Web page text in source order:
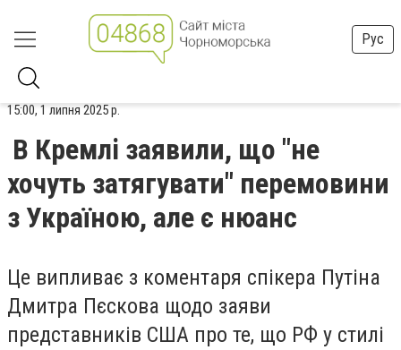
Рус
15:00, 1 липня 2025 р.
В Кремлі заявили, що "не
хочуть затягувати" перемовини
з Україною, але є нюанс
Це випливає з коментаря спікера Путіна
Дмитра Пєскова щодо заяви
представників США про те, що РФ у стилі